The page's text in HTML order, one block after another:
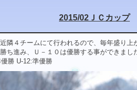
2015/02ＪＣカップ
隣４チームにて行われるので、毎年盛り上
ち進み、Ｕ－１０は優勝する事ができまし
勝 U-12:準優勝